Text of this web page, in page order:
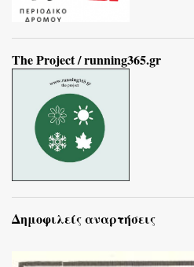
The Project / running365.gr
Δημοφιλείς αναρτήσεις